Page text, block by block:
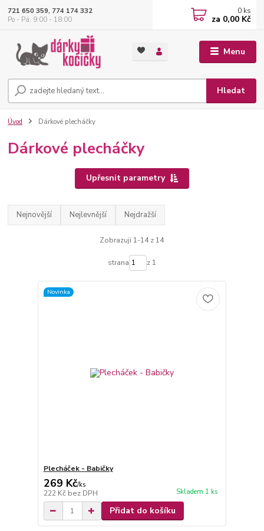
Menu
Hledat
721 650 359, 774 174 332
Po - Pá: 9:00 - 18:00
0 ks
za 0,00 Kč
Úvod Dárkové plecháčky
Dárkové plecháčky
Upřesnit parametry
Nejnovější Nejlevnější Nejdražší
Zobrazuji 1-14 z 14
strana z 1
Novinka
Plecháček - Babičky
269 Kč/ks
222 Kč bez DPH Skladem 1 ks
Přidat do košíku